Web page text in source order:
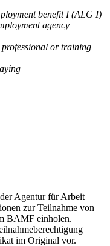
benefit I (ALG I)
agency
or training
Agentur für Arbeit
zur Teilnahme von
BAMF einholen.
im Original vor.